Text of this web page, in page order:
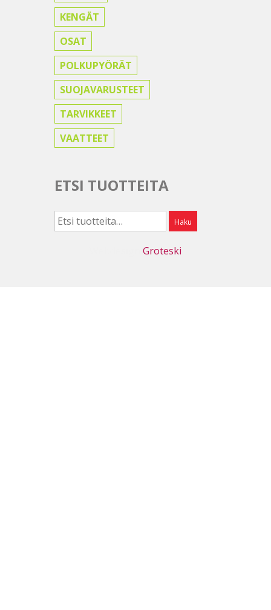
KENGÄT
OSAT
POLKUPYÖRÄT
SUOJAVARUSTEET
TARVIKKEET
VAATTEET
ETSI TUOTTEITA
Etsi: Haku
Groteski